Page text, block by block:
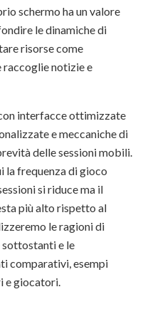
schermo ha un valore
le dinamiche di
risorse come
raccoglie notizie e
interfacce ottimizzate
e meccaniche di
delle sessioni mobili.
la frequenza di gioco
si riduce ma il
più alto rispetto al
le ragioni di
sottostanti e le
comparativi, esempi
e giocatori.